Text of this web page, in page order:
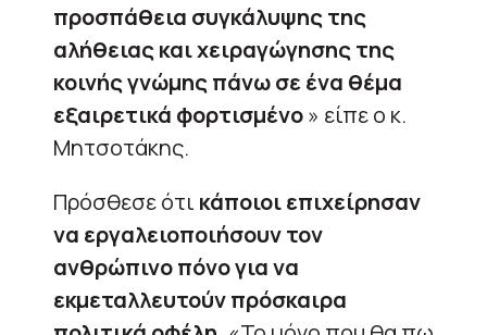
προσπάθεια συγκάλυψης της
αλήθειας και χειραγώγησης της
κοινής γνώμης πάνω σε ένα θέμα
εξαιρετικά φορτισμένο» είπε ο κ.
Μητσοτάκης.
Πρόσθεσε ότι κάποιοι επιχείρησαν
να εργαλειοποιήσουν τον
ανθρώπινο πόνο για να
εκμεταλλευτούν πρόσκαιρα